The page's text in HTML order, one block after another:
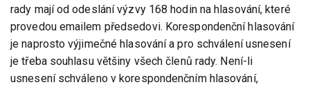
rady mají od odeslání výzvy 168 hodin na hlasování, které
provedou emailem předsedovi. Korespondenční hlasování
je naprosto výjimečné hlasování a pro schválení usnesení
je třeba souhlasu většiny všech členů rady. Není-li
usnesení schváleno v korespondenčním hlasování,